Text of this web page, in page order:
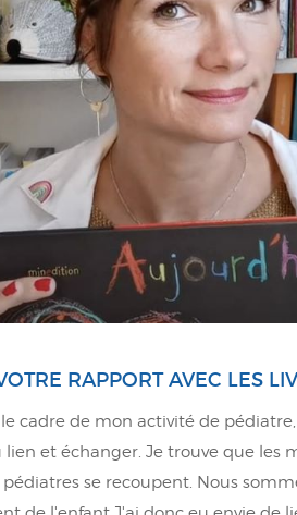
RAPPORT AVEC LES
le cadre de mon activité de
et échanger. Je trouve que les
se recoupent. Nous